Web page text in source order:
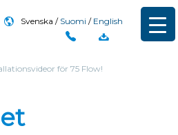
Svenska Suomi English
för 75 Flow!